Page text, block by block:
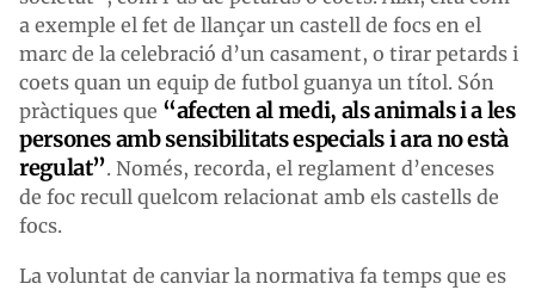
a exemple el fet de llançar un castell de focs en el
marc de la celebració d’un casament, o tirar petards i
coets quan un equip de futbol guanya un títol. Són
pràctiques que “afecten al medi, als animals i a les
persones amb sensibilitats especials i ara no està
regulat”. Només, recorda, el reglament d’enceses
de foc recull quelcom relacionat amb els castells de
focs.
La voluntat de canviar la normativa fa temps que es